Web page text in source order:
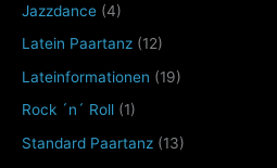
Jazzdance (4)
Latein Paartanz (12)
Lateinformationen (19)
Rock ´n´ Roll (1)
Standard Paartanz (13)